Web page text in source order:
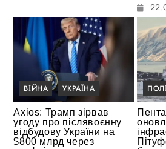
ВІЙНА УКРАЇНА
Axios: Трамп зірвав
угоду про післявоєнну
відбудову України на
$800 млрд через